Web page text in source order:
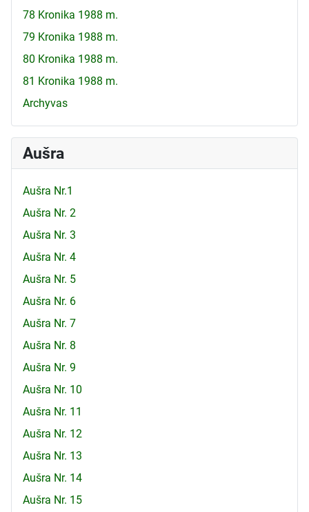
78 Kronika 1988 m.
79 Kronika 1988 m.
80 Kronika 1988 m.
81 Kronika 1988 m.
Archyvas
Aušra
Aušra Nr.1
Aušra Nr. 2
Aušra Nr. 3
Aušra Nr. 4
Aušra Nr. 5
Aušra Nr. 6
Aušra Nr. 7
Aušra Nr. 8
Aušra Nr. 9
Aušra Nr. 10
Aušra Nr. 11
Aušra Nr. 12
Aušra Nr. 13
Aušra Nr. 14
Aušra Nr. 15